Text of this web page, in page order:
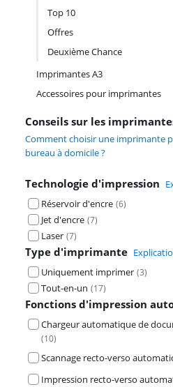
Top 10
Offres
Deuxième Chance
Imprimantes A3
Accessoires pour imprimantes
Conseils sur les
Comment choisir une imprimante
bureau à domicile ?
Technologie d'impression
Réservoir d'encre (6)
Jet d'encre (7)
Laser (7)
Type d'imprimante
Uniquement imprimer (3)
Tout-en-un (17)
Fonctions d'impression
Chargeur automatique de
(10)
Scannage recto-verso
Impression recto-verso